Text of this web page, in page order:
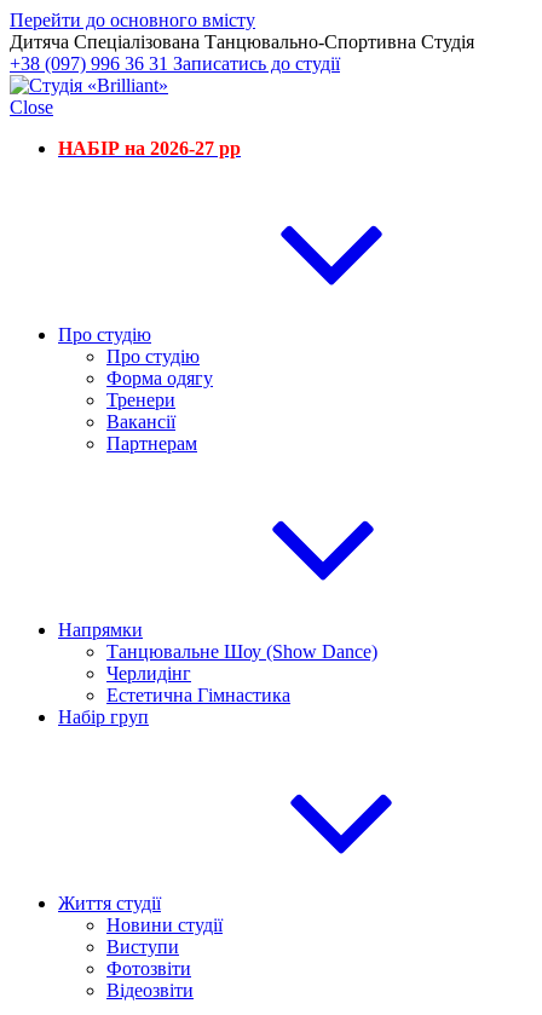
Перейти до основного вмісту
Дитяча Спеціалізована Танцювально-Спортивна Студія
+38 (097) 996 36 31 Записатись до студії
Close
НАБІР на 2026-27 рр
Про студію
Про студію
Форма одягу
Тренери
Вакансії
Партнерам
Напрямки
Танцювальне Шоу (Show Dance)
Черлидінг
Естетична Гімнастика
Набір груп
Життя студії
Новини студії
Виступи
Фотозвіти
Відеозвіти